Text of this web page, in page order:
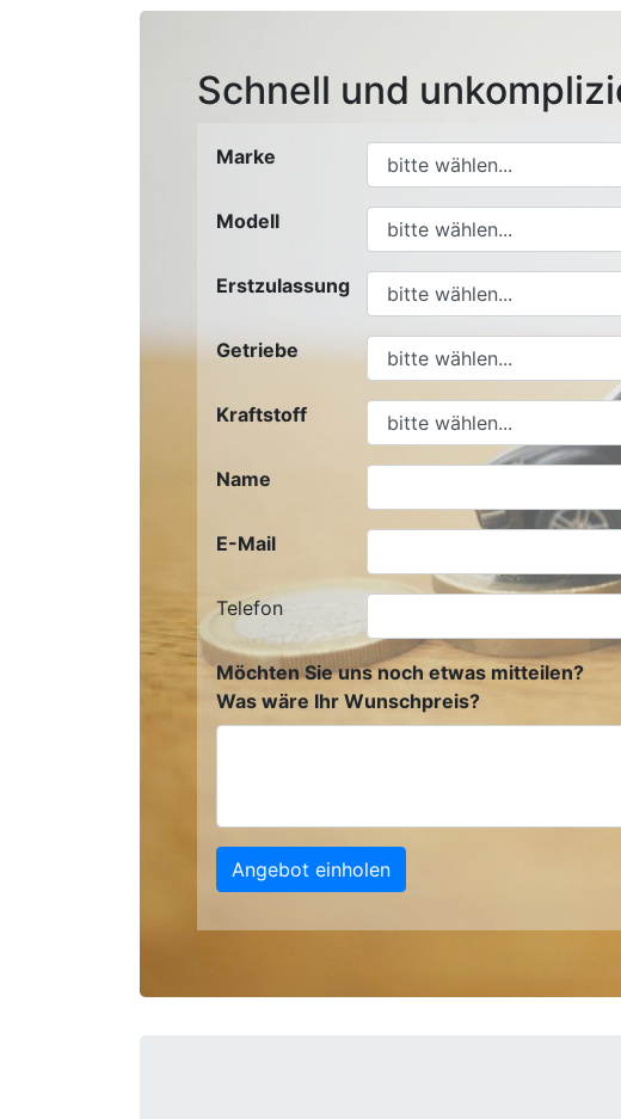
Schnell und
Marke
Modell
Erstzulassung
Getriebe
Kraftstoff
Name
E-Mail
Telefon
Möchten Sie uns noch etwas mitteilen?
Was wäre Ihr Wunschpreis?
Angebot einholen